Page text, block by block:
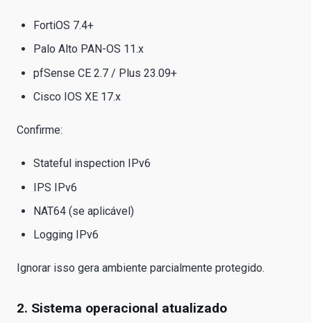
FortiOS 7.4+
Palo Alto PAN-OS 11.x
pfSense CE 2.7 / Plus 23.09+
Cisco IOS XE 17.x
Confirme:
Stateful inspection IPv6
IPS IPv6
NAT64 (se aplicável)
Logging IPv6
Ignorar isso gera ambiente parcialmente protegido.
2. Sistema operacional atualizado